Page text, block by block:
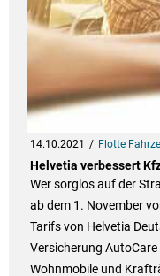
14.10.2021 Flotte
Helvetia verbessert
Wer sorglos auf der
ab dem 1. November
Tarifs von Helvetia
Versicherung
Wohnmobile und